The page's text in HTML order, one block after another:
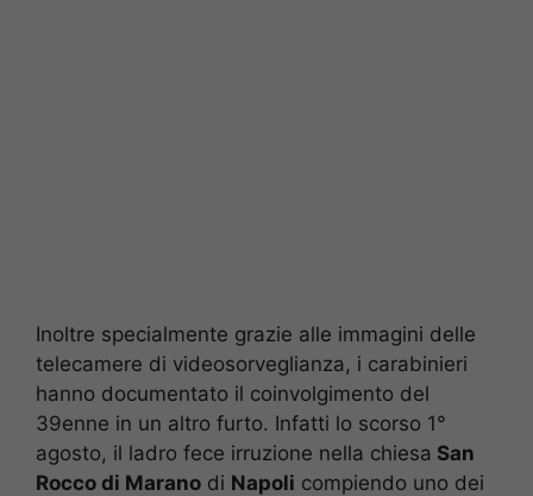
Inoltre specialmente grazie alle immagini delle
telecamere di videosorveglianza, i carabinieri
hanno documentato il coinvolgimento del
39enne in un altro furto. Infatti lo scorso 1°
agosto, il ladro fece irruzione nella chiesa San
Rocco di Marano di Napoli compiendo uno dei